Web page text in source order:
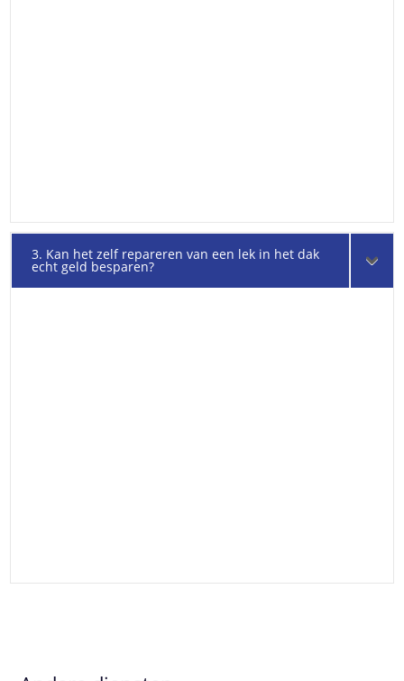
3. Kan het zelf repareren van een lek in het dak
echt geld besparen?